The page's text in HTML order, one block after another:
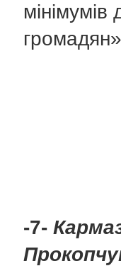
мінімумів
-7-